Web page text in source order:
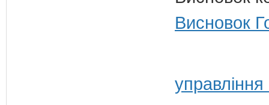
Висновок